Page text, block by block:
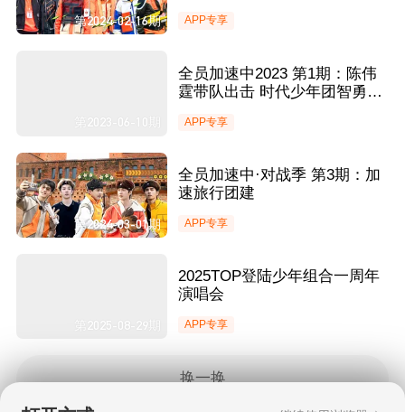
第2024-02-16期 APP专享
第2023-06-10期
全员加速中2023 第1期：陈伟
霆带队出击 时代少年团智勇闯
APP专享
第2024-03-01期
全员加速中·对战季 第3期：加
速旅行团建
APP专享
第2025-08-29期
2025TOP登陆少年组合一周年
演唱会
APP专享
换一换